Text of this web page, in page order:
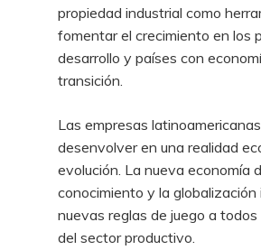
propiedad industrial como
fomentar el crecimiento en los
desarrollo y países con
transición.
Las empresas
desenvolver en una realidad
evolución. La nueva economía
conocimiento y la globalización
nuevas reglas de juego a todos
del sector productivo.